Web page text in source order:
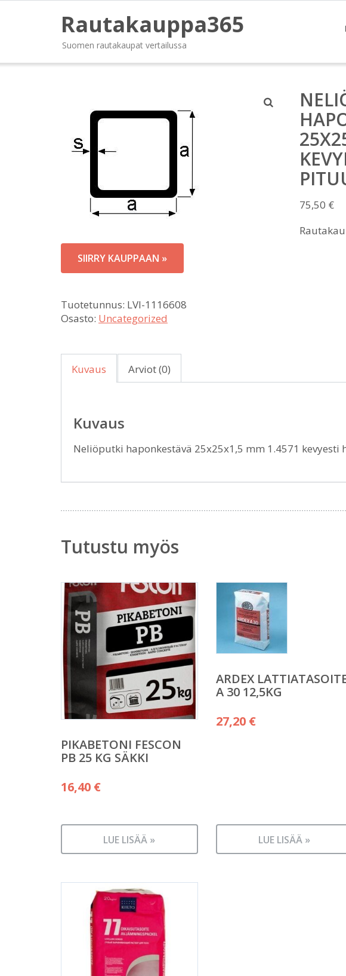
Rautakauppa365
Suomen rautakaupat vertailussa
75,50 €
SIIRRY KAUPPAAN »
Tuotetunnus: LVI-1116608
Osasto: Uncategorized
Kuvaus Arviot (0)
Kuvaus
Neliöputki haponkestävä 25x25x1,5 mm 1.4571
Tutustu myös
PIKABETONI FESCON
PB 25 KG SÄKKI
16,40 €
LUE LISÄÄ »
ARDEX
A 30 12,5KG
27,20 €
LUE LISÄÄ »